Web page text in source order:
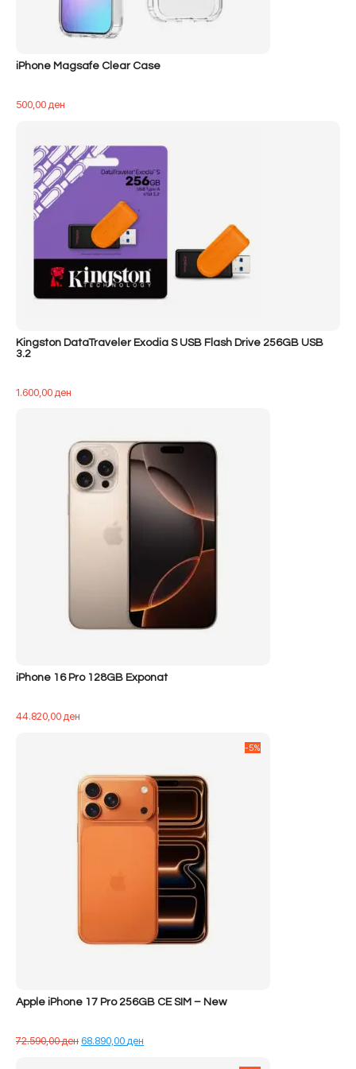
iPhone Magsafe Clear Case
500,00ден
Kingston DataTraveler Exodia S USB Flash Drive 256GB USB
3.2
1.600,00ден
iPhone 16 Pro 128GB Exponat
44.820,00ден
Apple iPhone 17 Pro 256GB CE SIM – New
72.590,00денÇmimi
68.890,00ден
-5%